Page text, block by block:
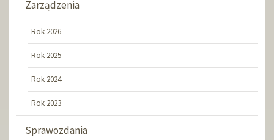
Zarządzenia
Rok 2026
Rok 2025
Rok 2024
Rok 2023
Sprawozdania